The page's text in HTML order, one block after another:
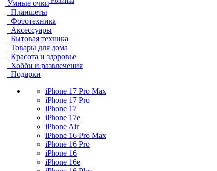
Умные очки
Планшеты
Фототехника
Аксессуары
Бытовая техника
Товары для дома
Красота и здоровье
Хобби и развлечения
Подарки
iPhone 17 Pro Max
iPhone 17 Pro
iPhone 17
iPhone 17e
iPhone Air
iPhone 16 Pro Max
iPhone 16 Pro
iPhone 16
iPhone 16e